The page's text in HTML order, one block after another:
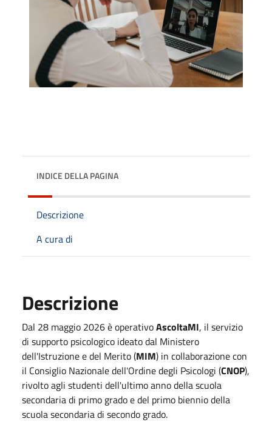
INDICE DELLA PAGINA
Descrizione
A cura di
Descrizione
Dal 28 maggio 2026 è operativoAscoltaMI, il servizio
di supporto psicologico ideato dal Ministero
dell'Istruzione e del Merito (MIM) in collaborazione con
il Consiglio Nazionale dell'Ordine degli Psicologi (CNOP),
rivolto agli studenti dell'ultimo anno della scuola
secondaria di primo grado e del primo biennio della
scuola secondaria di secondo grado.